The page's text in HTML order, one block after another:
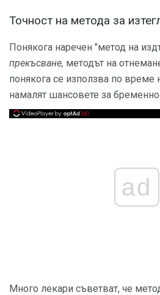
Точност на метода за
Понякога наречен "метод на
прекъсване, методът на
понякога се използва по време
намалят шансовете за
ad
Много лекари съветват, че